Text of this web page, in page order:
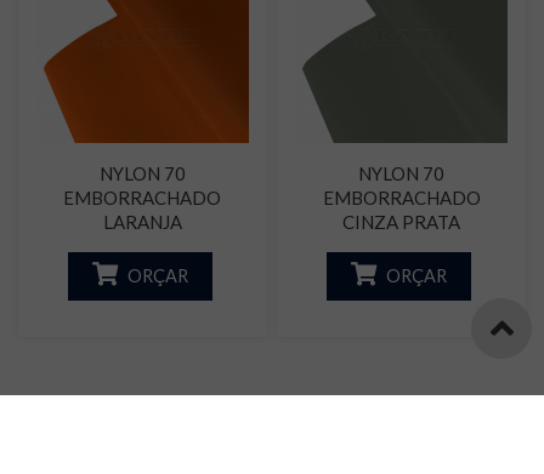
NYLON 70
EMBORRACHADO
LARANJA
ORÇAR
NYLON 70
EMBORRACHADO
CINZA PRATA
ORÇAR